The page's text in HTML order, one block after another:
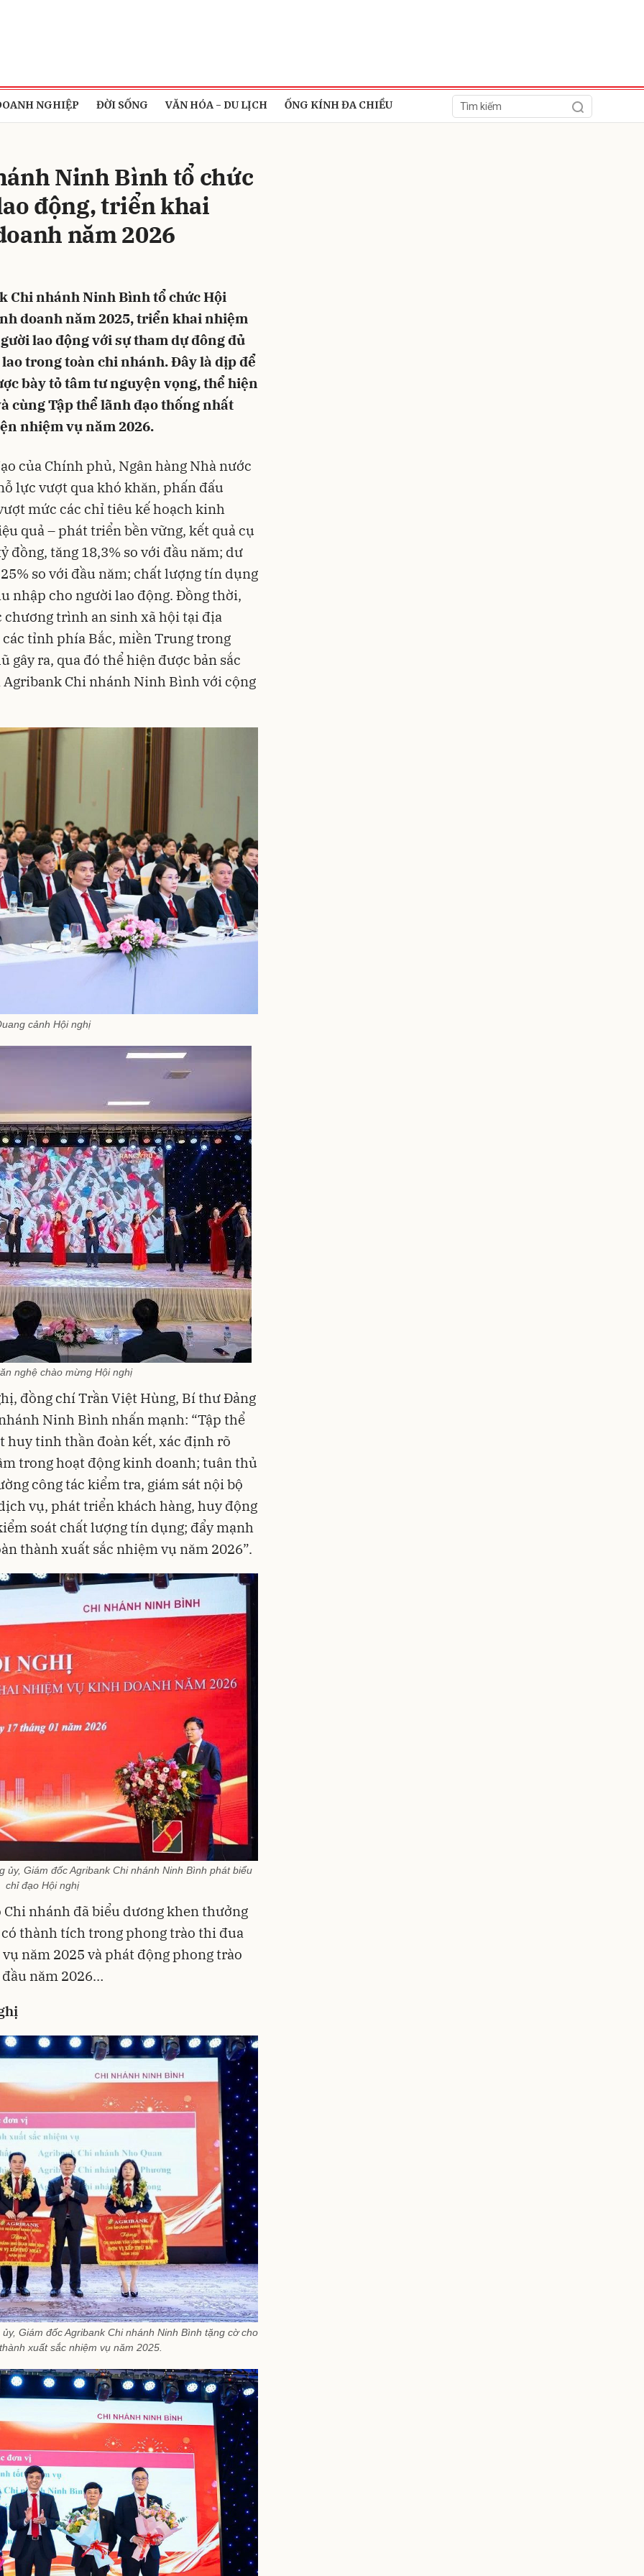
NGHIỆP ĐỜI SỐNG VĂN HÓA - DU LỊCH ỐNG KÍNH ĐA CHIỀU
Ninh Bình tổ chức
động, triển khai
năm 2026
Chi nhánh Ninh Bình tổ chức Hội
doanh năm 2025, triển khai nhiệm
lao động với sự tham dự đông đủ
trong toàn chi nhánh. Đây là dịp để
bày tỏ tâm tư nguyện vọng, thể hiện
cùng Tập thể lãnh đạo thống nhất
nhiệm vụ năm 2026.
của Chính phủ, Ngân hàng Nhà nước
lực vượt qua khó khăn, phấn đấu
mức các chỉ tiêu kế hoạch kinh
quả – phát triển bền vững, kết quả cụ
đồng, tăng 18,3% so với đầu năm; dư
so với đầu năm; chất lượng tín dụng
nhập cho người lao động. Đồng thời,
trình an sinh xã hội tại địa
tỉnh phía Bắc, miền Trung trong
gây ra, qua đó thể hiện được bản sắc
Chi nhánh Ninh Bình với cộng
cảnh Hội nghị
nghệ chào mừng Hội nghị
đồng chí Trần Việt Hùng, Bí thư Đảng
Ninh Bình nhấn mạnh: “Tập thể
huy tinh thần đoàn kết, xác định rõ
trong hoạt động kinh doanh; tuân thủ
công tác kiểm tra, giám sát nội bộ
vụ, phát triển khách hàng, huy động
soát chất lượng tín dụng; đẩy mạnh
thành xuất sắc nhiệm vụ năm 2026”.
Giám đốc Agribank Chi nhánh Ninh Bình phát biểu
chỉ đạo Hội nghị
nhánh đã biểu dương khen thưởng
thành tích trong phong trào thi đua
năm 2025 và phát động phong trào
năm 2026…
Giám đốc Agribank Chi nhánh Ninh Bình tặng cờ cho
xuất sắc nhiệm vụ năm 2025.